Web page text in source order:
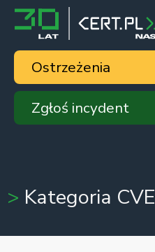
Ostrzeżenia
Zgłoś incydent
Kategoria CVE